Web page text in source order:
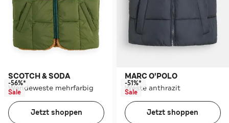
SCOTCH & SODA
Wendeweste mehrfarbig
-56%*
Sale
Jetzt shoppen
MARC O'POLO
Weste anthrazit
-51%*
Sale
Jetzt shoppen